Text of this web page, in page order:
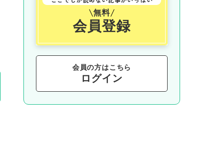
無料
会員登録
会員の⽅はこちら
ログイン